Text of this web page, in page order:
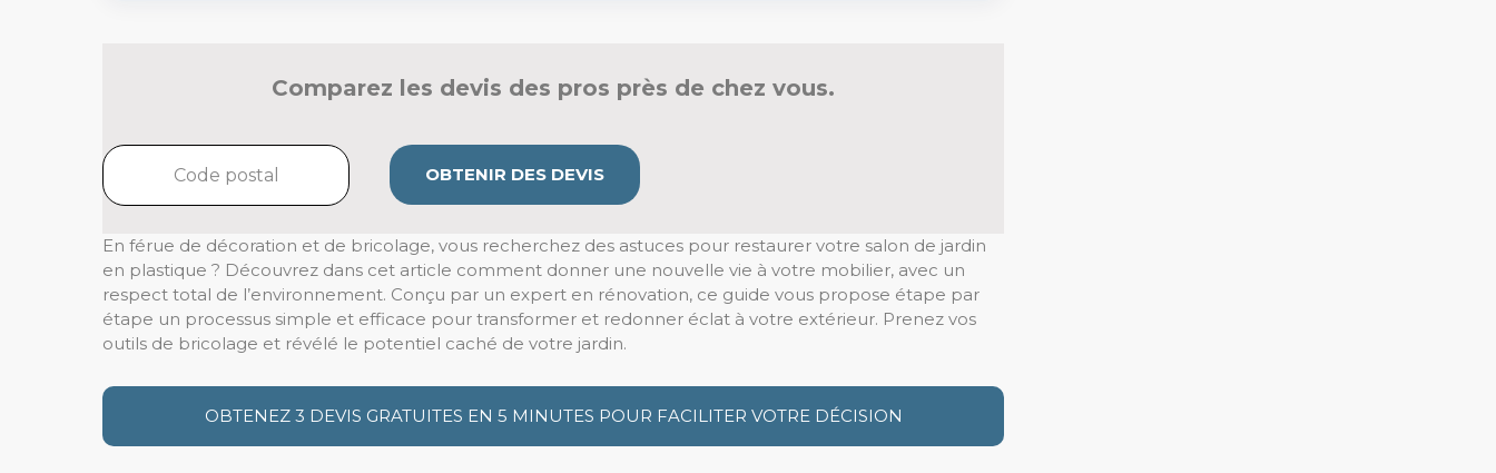
Comparez les devis des pros près de chez vous.
OBTENIR DES DEVIS
En férue de décoration et de bricolage, vous recherchez des astuces pour restaurer votre salon de jardin
en plastique ? Découvrez dans cet article comment donner une nouvelle vie à votre mobilier, avec un
respect total de l’environnement. Conçu par un expert en rénovation, ce guide vous propose étape par
étape un processus simple et efficace pour transformer et redonner éclat à votre extérieur. Prenez vos
outils de bricolage et révélé le potentiel caché de votre jardin.
OBTENEZ 3 DEVIS GRATUITES EN 5 MINUTES POUR FACILITER VOTRE DÉCISION